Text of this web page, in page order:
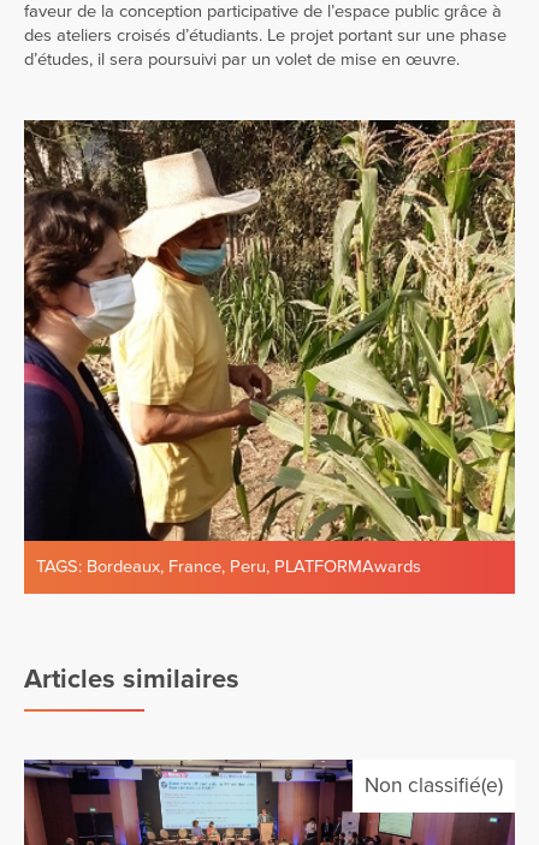
faveur de la conception participative de l’espace public grâce à
des ateliers croisés d’étudiants. Le projet portant sur une phase
d’études, il sera poursuivi par un volet de mise en œuvre.
TAGS: Bordeaux, France, Peru, PLATFORMAwards
Articles similaires
Non classifié(e)